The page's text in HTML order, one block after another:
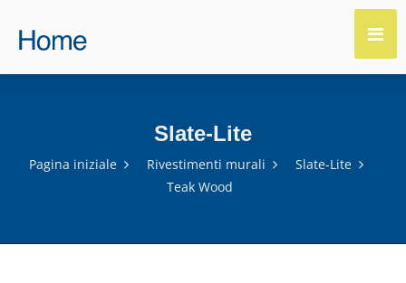
Slate-Lite
Pagina iniziale Rivestimenti murali
Slate-Lite
Teak Wood